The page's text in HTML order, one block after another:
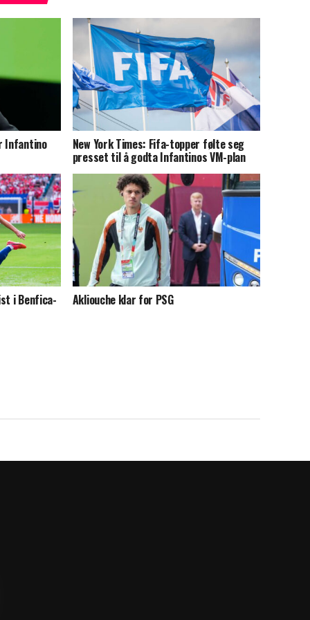
Infantino New York Times: Fifa-topper følte seg
presset til å godta Infantinos VM-plan
i Benfica- Akliouche klar for PSG